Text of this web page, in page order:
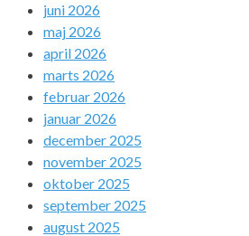
juni 2026
maj 2026
april 2026
marts 2026
februar 2026
januar 2026
december 2025
november 2025
oktober 2025
september 2025
august 2025